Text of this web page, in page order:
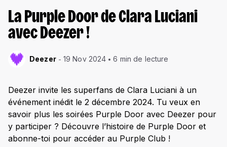
La Purple Door de Clara Luciani
avec Deezer !
Deezer 19 Nov 2024 6 min de lecture
Deezer invite les superfans de Clara Luciani à un
événement inédit le 2 décembre 2024. Tu veux en
savoir plus les soirées Purple Door avec Deezer pour
y participer ? Découvre l’histoire de Purple Door et
abonne-toi pour accéder au Purple Club !